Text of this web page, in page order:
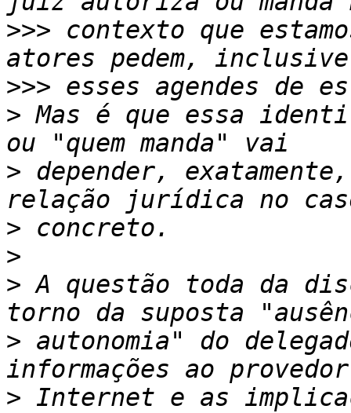
>>> contexto que
>>>
> Mas é que essa
> depender,
>
>
> A questão toda da
> autonomia" do
> Internet e as